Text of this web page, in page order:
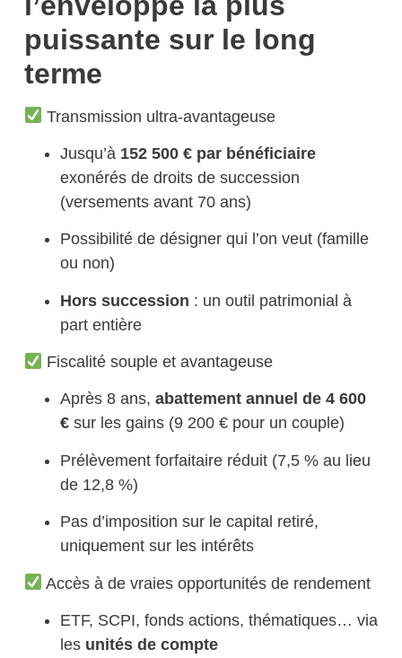
puissante sur le long
terme
Transmission ultra-avantageuse
Jusqu’à 152 500 € par bénéficiaire
exonérés de droits de succession
(versements avant 70 ans)
Possibilité de désigner qui l’on veut (famille
ou non)
Hors succession : un outil patrimonial à
part entière
Fiscalité souple et avantageuse
Après 8 ans, abattement annuel de 4 600
€sur les gains (9 200 € pour un couple)
Prélèvement forfaitaire réduit (7,5 % au lieu
de 12,8 %)
Pas d’imposition sur le capital retiré,
uniquement sur les intérêts
Accès à de vraies opportunités de rendement
ETF, SCPI, fonds actions, thématiques… via
les unités de compte